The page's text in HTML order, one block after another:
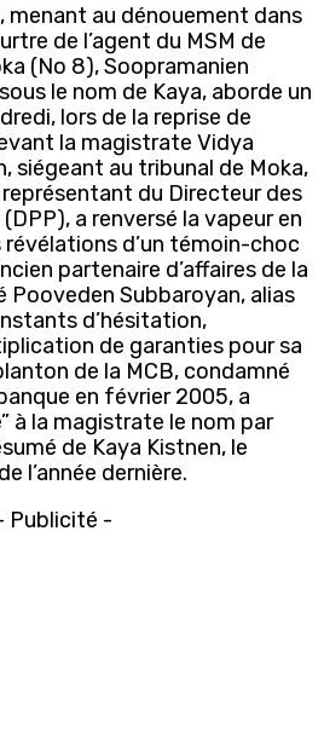
menant au dénouement dans
de l’agent du MSM de
(No 8), Soopramanien
le nom de Kaya, aborde un
lors de la reprise de
la magistrate Vidya
siégeant au tribunal de Moka,
du Directeur des
a renversé la vapeur en
d’un témoin-choc
partenaire d’affaires de la
Pooveden Subbaroyan, alias
d’hésitation,
de garanties pour sa
de la MCB, condamné
en février 2005, a
à la magistrate le nom par
de Kaya Kistnen, le
l’année dernière.
Publicité -